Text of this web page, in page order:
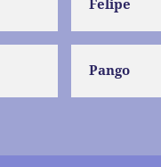
Felipe
Pango